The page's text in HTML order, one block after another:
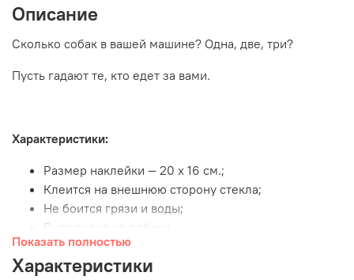
Описание
Сколько собак в вашей машине? Одна, две, три?
Пусть гадают те, кто едет за вами.
Характеристики:
Размер наклейки — 20 х 16 cм.;
Клеится на внешнюю сторону стекла;
Не боится грязи и воды;
Выполнена из плёнки.
Показать полностью
Характеристики